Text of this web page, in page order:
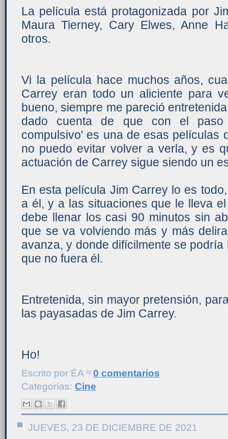
La película está protagonizada por
Maura Tierney, Cary Elwes, Anne
otros.
Vi la película hace muchos años,
Carrey eran todo un aliciente para
bueno, siempre me pareció
dado cuenta de que con el paso
compulsivo' es una de esas películas
no puedo evitar volver a verla, y es
actuación de Carrey sigue siendo un
En esta película Jim Carrey lo es
a él, y a las situaciones que le lleva
debe llenar los casi 90 minutos sin
que se va volviendo más y más
avanza, y donde difícilmente se
que no fuera él.
Entretenida, sin mayor pretensión,
las payasadas de Jim Carrey.
Ho!
Escrito por ÉA
0 comentarios
Categorías: Cine
JUEVES, 23 DE DICIEMBRE DE 2021